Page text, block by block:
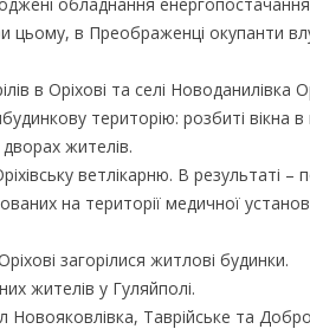
цьому, в Преображенці окупанти
в Оріхові та селі Новоданилівка
територію: розбиті
жителів.
ветлікарню. В результаті –
на території медичної
загорілися житлові будинки.
жителів у Гуляйполі.
Таврійське та